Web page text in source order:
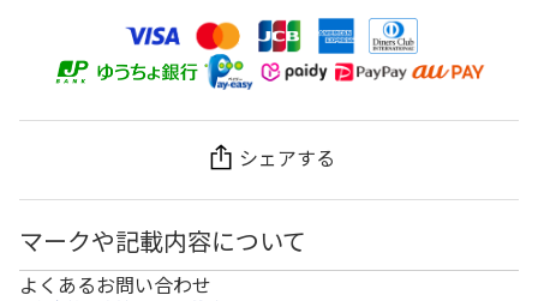
シェアする
マークや記載内容について
よくあるお問い合わせ